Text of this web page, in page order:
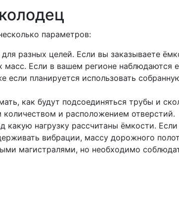
параметров:
разных целей. Если вы заказываете
Если в вашем регионе наблюдаются
планируется использовать
как будут подсоединяться трубы и
и расположением отверстий.
нагрузку рассчитаны ёмкости. Если
вибрации, массу дорожного
магистралями, но необходимо